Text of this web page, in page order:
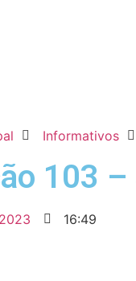
Informativos
103
16:49